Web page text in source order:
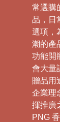
常選購
品，日
選項，
潮的產
功能開
會大量
贈品用
企業理
揮推廣
PNG